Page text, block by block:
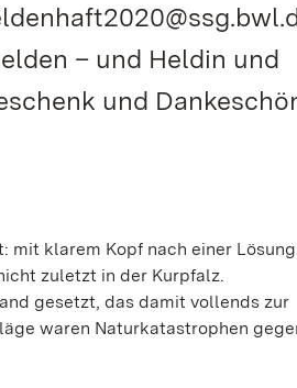
– und Heldin und
und
mit klarem Kopf nach einer Lösung
zuletzt in der Kurpfalz.
gesetzt, das damit vollends zur
waren Naturkatastrophen